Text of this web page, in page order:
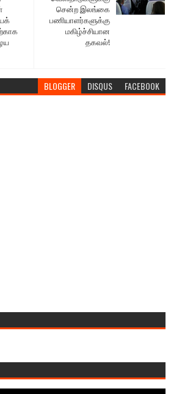
சென்ற இலங்கை
பணியாளர்களுக்கு
மகிழ்ச்சியான
தகவல்!
BLOGGER DISQUS FACEBOOK